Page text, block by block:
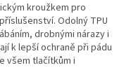
kroužkem pro
Odolný TPU
drobnými nárazy i
k lepší ochraně při pádu
všem tlačítkům i